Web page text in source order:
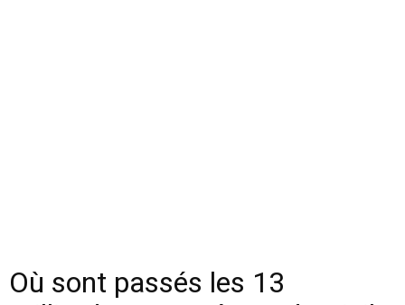
Où sont passés les 13